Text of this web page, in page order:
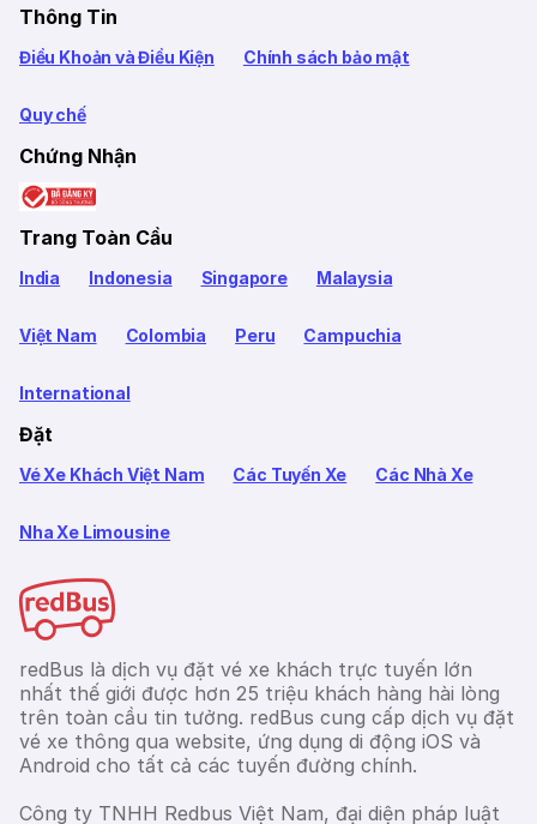
Thông Tin
Điều Khoản và Điều Kiện Chính sách bảo mật
Quy chế
Chứng Nhận
Trang Toàn Cầu
India Indonesia Singapore Malaysia
Việt Nam Colombia Peru Campuchia
International
Đặt
Vé Xe Khách Việt Nam Các Tuyến Xe Các Nhà Xe
Nha Xe Limousine
redBus là dịch vụ đặt vé xe khách trực tuyến lớn
nhất thế giới được hơn 25 triệu khách hàng hài lòng
trên toàn cầu tin tưởng. redBus cung cấp dịch vụ đặt
vé xe thông qua website, ứng dụng di động iOS và
Android cho tất cả các tuyến đường chính.
Công ty TNHH Redbus Việt Nam, đại diện pháp luật